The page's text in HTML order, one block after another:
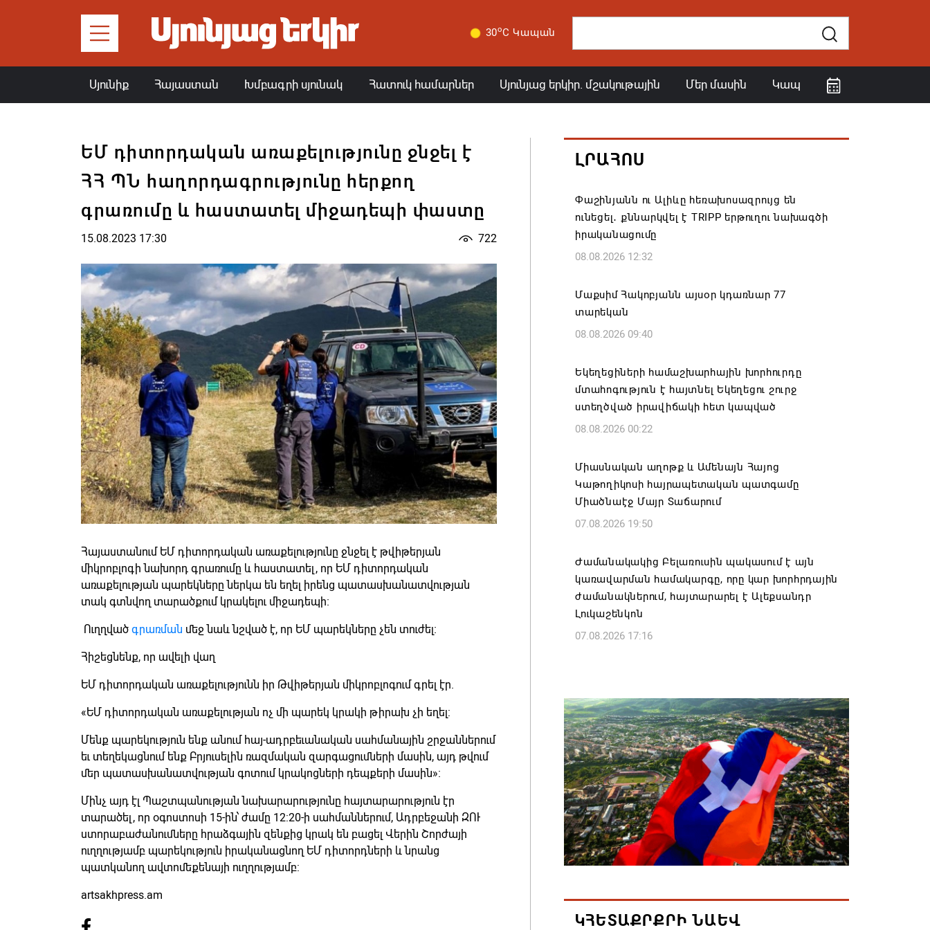
30oC Կապան
Սյունիք Հայաստան Խմբագրի սյունակ Հատուկ համարներ Սյունյաց երկիր. մշակութային Մեր մասին Կապ
ԵՄ դիտորդական առաքելությունը ջնջել է
ՀՀ ՊՆ հաղորդագրությունը հերքող
գրառումը և հաստատել միջադեպի փաստը
15.08.2023 17:30 722
Հայաստանում ԵՄ դիտորդական առաքելությունը ջնջել է թվիթերյան
միկրոբլոգի նախորդ գրառումը և հաստատել, որ ԵՄ դիտորդական
առաքելության պարեկները ներկա են եղել իրենց պատասխանատվության
տակ գտնվող տարածքում կրակելու միջադեպի։
Ուղղված գրառման մեջ նաև նշված է, որ ԵՄ պարեկները չեն տուժել։
Հիշեցնենք, որ ավելի վաղ
ԵՄ դիտորդական առաքելությունն իր Թվիթերյան միկրոբլոգում գրել էր.
«ԵՄ դիտորդական առաքելության ոչ մի պարեկ կրակի թիրախ չի եղել:
Մենք պարեկություն ենք անում հայ-ադրբեւանական սահմանային շրջաններում
եւ տեղեկացնում ենք Բրյուսելին ռազմական զարգացումների մասին, այդ թվում
մեր պատասխանատվության գոտում կրակոցների դեպքերի մասին»։
Մինչ այդ էլ Պաշտպանության նախարարությունը հայտարարություն էր
տարածել, որ օգոստոսի 15-ին՝ ժամը 12:20-ի սահմաններում, Ադրբեջանի ԶՈՒ
ստորաբաժանումները հրաձգային զենքից կրակ են բացել Վերին Շորժայի
ուղղությամբ պարեկություն իրականացնող ԵՄ դիտորդների և նրանց
պատկանող ավտոմեքենայի ուղղությամբ:
artsakhpress.am
ԼՐԱՀՈՍ
Փաշինյանն ու Ալիևը հեռախոսազրույց են
ունեցել․ քննարկվել է TRIPP երթուղու նախագծի
իրականացումը
08.08.2026 12:32
Մաքսիմ Հակոբյանն այսօր կդառնար 77
տարեկան
08.08.2026 09:40
Եկեղեցիների համաշխարհային խորհուրդը
մտահոգություն է հայտնել Եկեղեցու շուրջ
ստեղծված իրավիճակի հետ կապված
08.08.2026 00:22
Միասնական աղոթք և Ամենայն Հայոց
Կաթողիկոսի հայրապետական պատգամը
Միածնաէջ Մայր Տաճարում
07.08.2026 19:50
Ժամանակակից Բելառուսին պակասում է այն
կառավարման համակարգը, որը կար խորհրդային
ժամանակներում, հայտարարել է Ալեքսանդր
Լուկաշենկոն
07.08.2026 17:16
Հանրապետություն
07.08.2026 16:57
Գարեգին Բ-ի և եպիսկոպոսների գործով
դատավորն ինքնաբացարկ է հայտնել
07.08.2026 16:55
Թուրքիան, Սաուդյան Արաբիան և Պակիստանը
ռազմական դաշինք ստեղծելու մասին
07.08.2026 16:43
ԿՀԵՏԱՔՐՔՐԻ ՆԱԵՎ